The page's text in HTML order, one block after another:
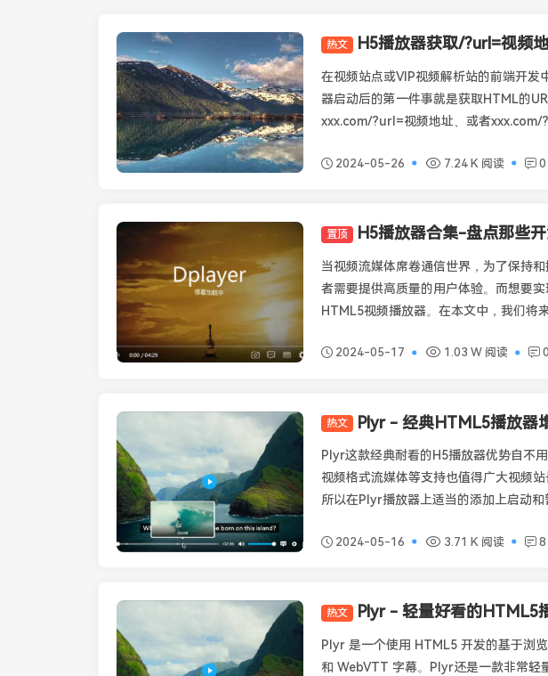
播放器知识
热文 H5播放器获取/?url=视频
在视频站点或VIP视频解析站的前端开发
器启动后的第一件事就是获取HTML的
xxx.com/?url=视频地址、或者xxx.com/
2024-05-26 7.24 K 阅读 0
播放器知识
置顶
当视频流媒体席卷通信世界，为了保持
者需要提供高质量的用户体验。而想要
HTML5视频播放器。在本文中，我们将
2024-05-17 1.03 W 阅读
Plyr热文 Plyr - 经典HTML5播放器
Plyr这款经典耐看的H5播放器优势自不
视频格式流媒体等支持也值得广大视频
所以在Plyr播放器上适当的添加上启动和
2024-05-16 3.71 K 阅读 8
Plyr热文 Plyr - 轻量好看的HTML5
Plyr 是一个使用 HTML5 开发的基于浏
和 WebVTT 字幕。Plyr还是一款非常轻